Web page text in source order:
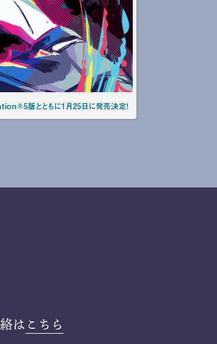
版とともに1月25日に発売決定！
は こちら